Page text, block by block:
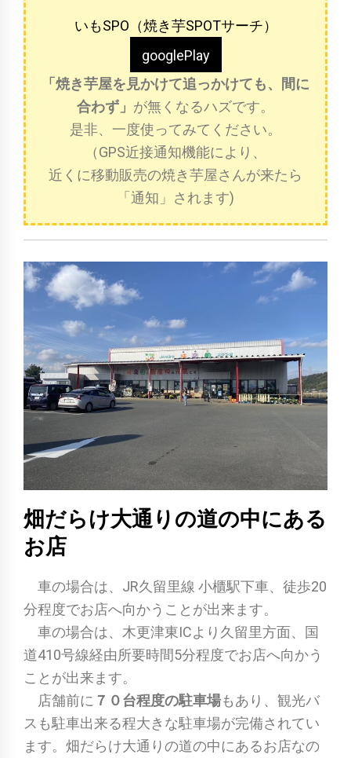
いもSPO（焼き芋SPOTサーチ）
googlePlay
「焼き芋屋を見かけて追っかけても、間に
合わず」 が無くなるハズです。
是非、一度使ってみてください。
（GPS近接通知機能により、
近くに移動販売の焼き芋屋さんが来たら
「通知」されます)
畑だらけ大通りの道の中にある
お店
車の場合は、JR久留里線 小櫃駅下車、徒歩20
分程度でお店へ向かうことが出来ます。
車の場合は、木更津東ICより久留里方面、国
道410号線経由所要時間5分程度でお店へ向かう
ことが出来ます。
店舗前に ７０台程度の駐車場もあり、観光バ
スも駐車出来る程大きな駐車場が完備されてい
ます。畑だらけ大通りの道の中にあるお店なの